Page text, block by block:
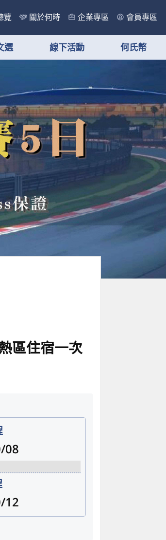
覽 關於何時 企業專區 會員專區
選 線下活動 何氏幣
區住宿一次
08
12